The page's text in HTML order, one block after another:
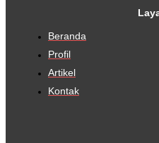
Beranda
Profil
Artikel
Kontak